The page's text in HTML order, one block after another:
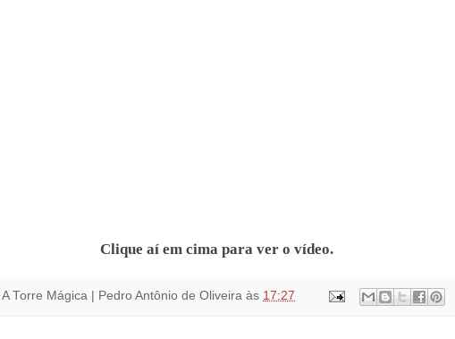
Clique aí em cima para ver o vídeo.
A Torre Mágica | Pedro Antônio de Oliveira às 17:27